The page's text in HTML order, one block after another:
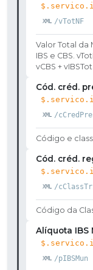
/vTotNF
Valor Total da
IBS e CBS.
vCBS +
Cód. créd.
/
Código e
Cód. créd.
/
Código da
Alíquota IBS
/pIBSMun